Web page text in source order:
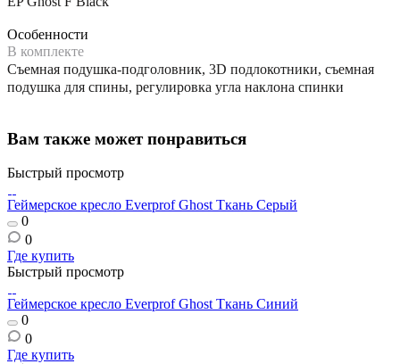
Особенности
В комплекте
Съемная подушка-подголовник, 3D подлокотники, съемная
подушка для спины, регулировка угла наклона спинки
Вам также может понравиться
Быстрый просмотр
Геймерское кресло Everprof Ghost Ткань Серый
0
0
Где купить
Быстрый просмотр
Геймерское кресло Everprof Ghost Ткань Синий
0
0
Где купить